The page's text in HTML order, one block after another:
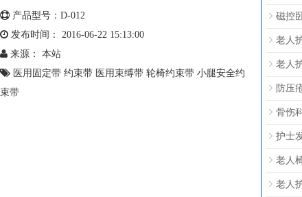
产品型号：D-012
发布时间： 2016-06-22 15:13:00
来源： 本站
医用固定带 约束带 医用束缚带 轮椅约束带 小腿安全约
束带
磁控
老人
老人
防压
骨伤
护士
老人
老人